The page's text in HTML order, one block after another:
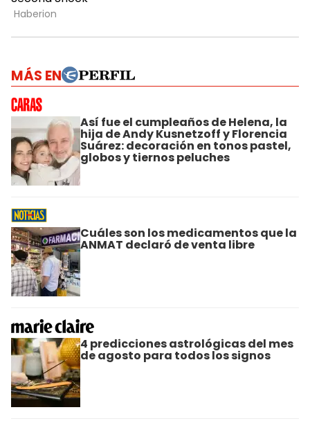
MÁS EN
Así fue el cumpleaños de Helena, la
hija de Andy Kusnetzoff y Florencia
Suárez: decoración en tonos pastel,
globos y tiernos peluches
Cuáles son los medicamentos que la
ANMAT declaró de venta libre
4 predicciones astrológicas del mes
de agosto para todos los signos